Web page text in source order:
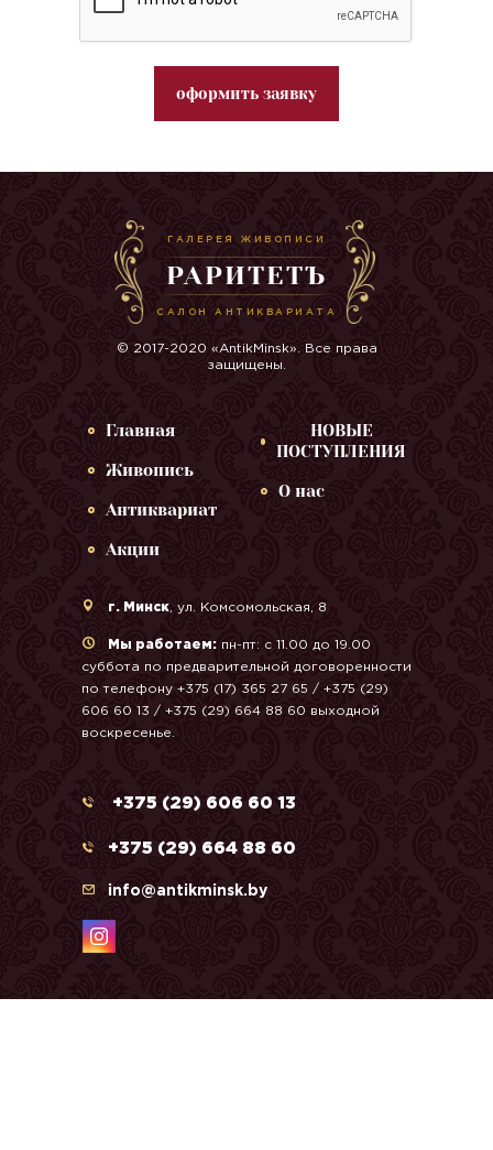
оформить заявку
ГАЛЕРЕЯ ЖИВОПИСИ
РАРИТЕТЪ
САЛОН АНТИКВАРИАТА
© 2017-2020 «AntikMinsk». Все права
защищены.
Главная
Живопись
Антиквариат
Акции
НОВЫЕ
ПОСТУПЛЕНИЯ
О нас
г. Минск , ул. Комсомольская, 8
Мы работаем: пн-пт: с 11.00 до 19.00
суббота по предварительной договоренности
по телефону +375 (17) 365 27 65 / +375 (29)
606 60 13 / +375 (29) 664 88 60 выходной
воскресенье.
+375 (29) 606 60 13
+375 (29) 664 88 60
info@antikminsk.by